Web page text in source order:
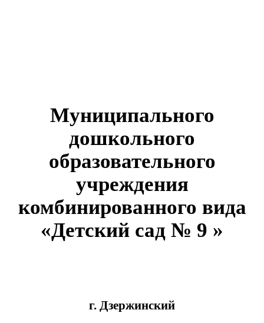
Муниципального
дошкольного
образовательного
учреждения
комбинированного вида
«Детский сад № 9 »
г. Дзержинский